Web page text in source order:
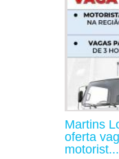
Martins
oferta
motorist...